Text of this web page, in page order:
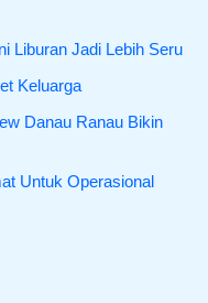
Liburan Jadi Lebih Seru
Keluarga
Danau Ranau Bikin
Untuk Operasional